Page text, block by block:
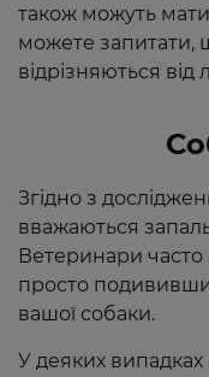
також можуть
можете запитати,
відрізняються від
Згідно з
вважаються
Ветеринари часто
просто
вашої собаки.
У деяких